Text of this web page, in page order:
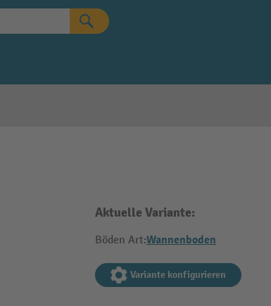
Aktuelle Variante:
Böden Art:Wannenboden
Variante konfigurieren